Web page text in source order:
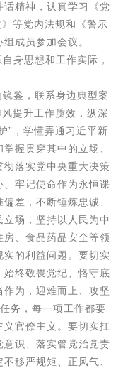
精神，认真学习《党
等党内法规和《警示
成员参加会议。
身思想和工作实际，
鉴，联系身边典型案
提升工作质效，纵深
”，学懂弄通习近平新
握贯穿其中的立场、
落实党中央重大决策
牢记使命作为永恒课
差，不断锤炼忠诚、
场，坚持以人民为中
、食品药品安全等领
的利益问题。要切实
终敬畏党纪、恪守底
为，迎难而上、攻坚
务，每一项工作都要
官僚主义。要切实扛
识、落实管党治党责
移严规矩、正风气、